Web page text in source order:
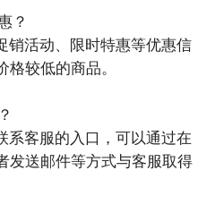
，也有很多优惠活动。
体验，用户可以根据自己
？
销活动、限时特惠等优惠信
较低的商品。
系客服的入口，可以通过在
发送邮件等方式与客服取得